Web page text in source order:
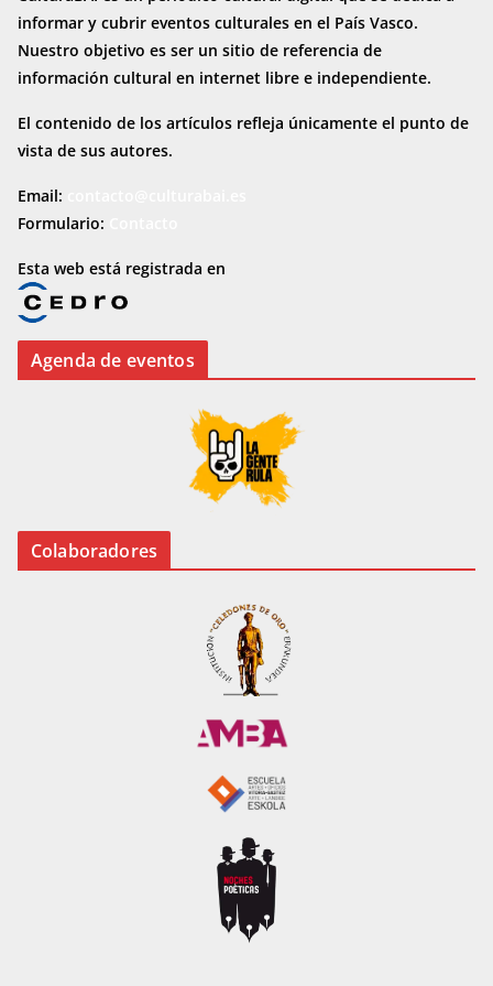
informar y cubrir eventos culturales en el País Vasco.
Nuestro objetivo es ser un sitio de referencia de
información cultural en internet libre e independiente.
El contenido de los artículos refleja únicamente el punto de
vista de sus autores.
Email:
Formulario:
Esta web está registrada en
Agenda de eventos
Colaboradores